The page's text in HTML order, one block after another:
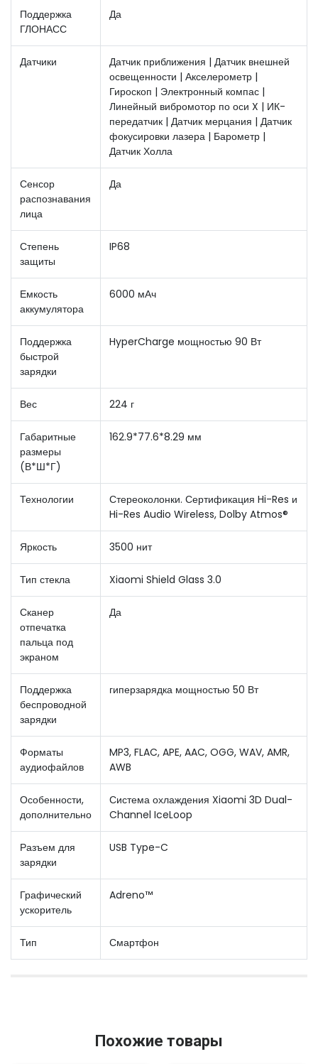
Поддержка
ГЛОНАСС
Да
Датчики
Датчик приближения | Датчик внешней
освещенности | Акселерометр |
Гироскоп | Электронный компас |
Линейный вибромотор по оси X | ИК-
передатчик | Датчик мерцания | Датчик
фокусировки лазера | Барометр |
Датчик Холла
Сенсор
распознавания
лица
Да
Степень
защиты
IP68
Емкость
аккумулятора
6000 мАч
Поддержка
быстрой
зарядки
HyperCharge мощностью 90 Вт
Вес 224 г
Габаритные
размеры
(В*Ш*Г)
162.9*77.6*8.29 мм
Технологии
Стереоколонки. Сертификация Hi-Res и
Hi-Res Audio Wireless, Dolby Atmos®
Яркость 3500 нит
Тип стекла Xiaomi Shield Glass 3.0
Сканер
отпечатка
пальца под
экраном
Да
Поддержка
беспроводной
зарядки
гиперзарядка мощностью 50 Вт
Форматы
аудиофайлов
MP3, FLAC, APE, AAC, OGG, WAV, AMR,
AWB
Особенности,
дополнительно
Система охлаждения Xiaomi 3D Dual-
Channel IceLoop
Разъем для
зарядки
USB Type-C
Графический
ускоритель
Adreno™
Тип Смартфон
Похожие товары